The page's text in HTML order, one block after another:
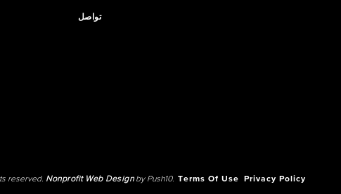
تواصل
reserved. Nonprofit Web Designby Push10. Terms Of Use Privacy Policy